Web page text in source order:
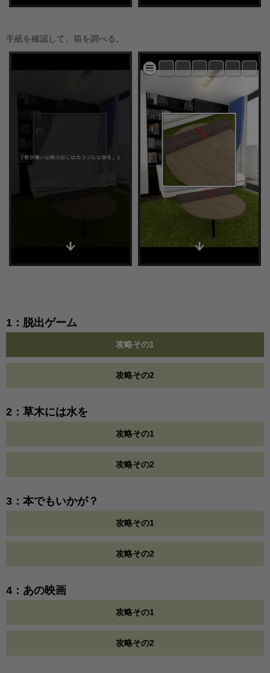
手紙を確認して、箱を調べる。
1：脱出ゲーム
攻略その1
攻略その2
2：草木には水を
攻略その1
攻略その2
3：本でもいかが？
攻略その1
攻略その2
4：あの映画
攻略その1
攻略その2